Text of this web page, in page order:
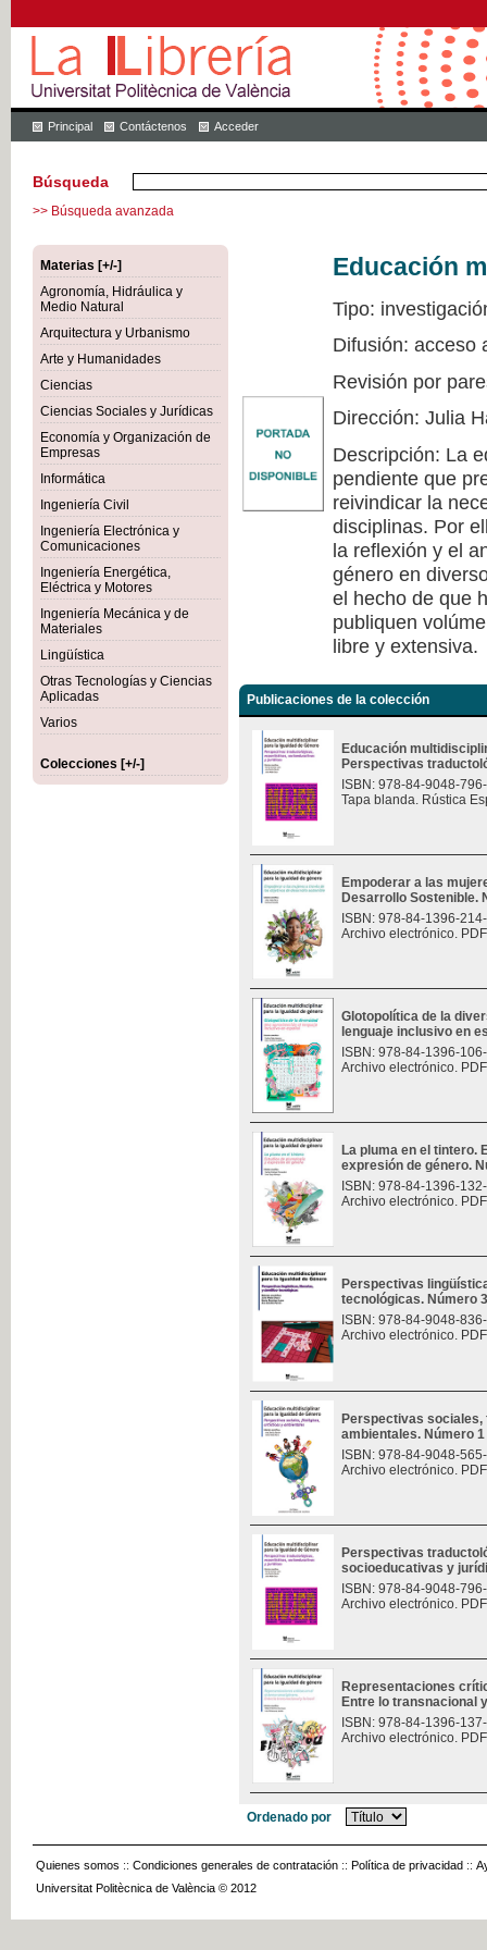
Principal Contáctenos Acceder
Búsqueda
>> Búsqueda avanzada
Materias [+/-]
Agronomía, Hidráulica y
Medio Natural
Arquitectura y Urbanismo
Arte y Humanidades
Ciencias
Ciencias Sociales y Jurídicas
Economía y Organización de
Empresas
Informática
Ingeniería Civil
Ingeniería Electrónica y
Comunicaciones
Ingeniería Energética,
Eléctrica y Motores
Ingeniería Mecánica y de
Materiales
Lingüística
Otras Tecnologías y Ciencias
Aplicadas
Varios
Colecciones [+/-]
Educación
Tipo:
Difusión: acceso
Revisión por
Dirección: Julia
Descripción: La
pendiente que
reivindicar la
disciplinas. Por
la reflexión y el
género en
el hecho de que
publiquen
libre y extensiva.
Publicaciones de la colección
Educación
Perspectivas
ISBN: 978-84-9048-
Tapa blanda. Rústica
Empoderar a las
Desarrollo Sostenible.
ISBN: 978-84-1396-
Archivo electrónico.
Glotopolítica de la
lenguaje inclusivo en
ISBN: 978-84-1396-
Archivo electrónico.
La pluma en el tintero.
expresión de género.
ISBN: 978-84-1396-
Archivo electrónico.
Perspectivas
tecnológicas. Número 3
ISBN: 978-84-9048-
Archivo electrónico.
Perspectivas
ambientales. Número 1
ISBN: 978-84-9048-
Archivo electrónico.
Perspectivas
socioeducativas y
ISBN: 978-84-9048-
Archivo electrónico.
Representaciones
Entre lo transnacional
ISBN: 978-84-1396-
Archivo electrónico.
Ordenado por
Quienes somos :: Condiciones generales de contratación :: Política de privacidad ::
Universitat Politècnica de València © 2012